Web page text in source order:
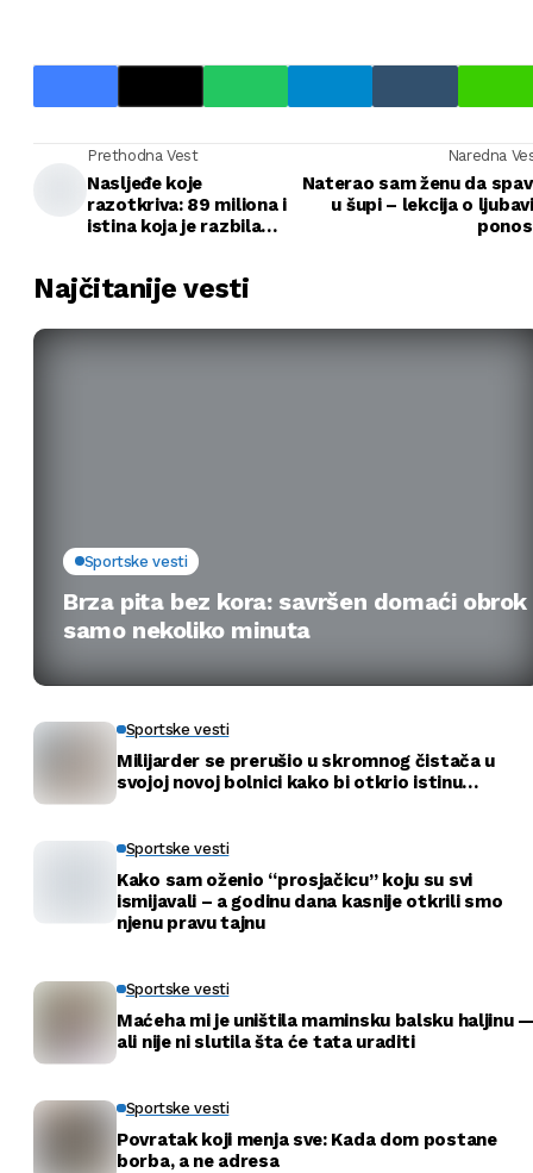
Prethodna Vest
Nasljeđe koje
razotkriva: 89 miliona i
istina koja je razbila
Naredna
Naterao sam ženu da
u šupi – lekcija o
Najčitanije vesti
Sportske vesti
Brza pita bez kora: savršen domaći obrok
samo nekoliko minuta
Sportske vesti
Milijarder se prerušio u skromnog čistača u
svojoj novoj bolnici kako bi otkrio istinu…
Sportske vesti
Kako sam oženio “prosjačicu” koju su svi
ismijavali – a godinu dana kasnije otkrili smo
njenu pravu tajnu
Sportske vesti
Maćeha mi je uništila maminsku balsku haljinu
ali nije ni slutila šta će tata uraditi
Sportske vesti
Povratak koji menja sve: Kada dom postane
borba, a ne adresa